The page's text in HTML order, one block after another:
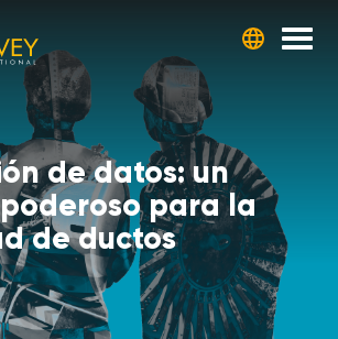
de datos: un
para la
de ductos